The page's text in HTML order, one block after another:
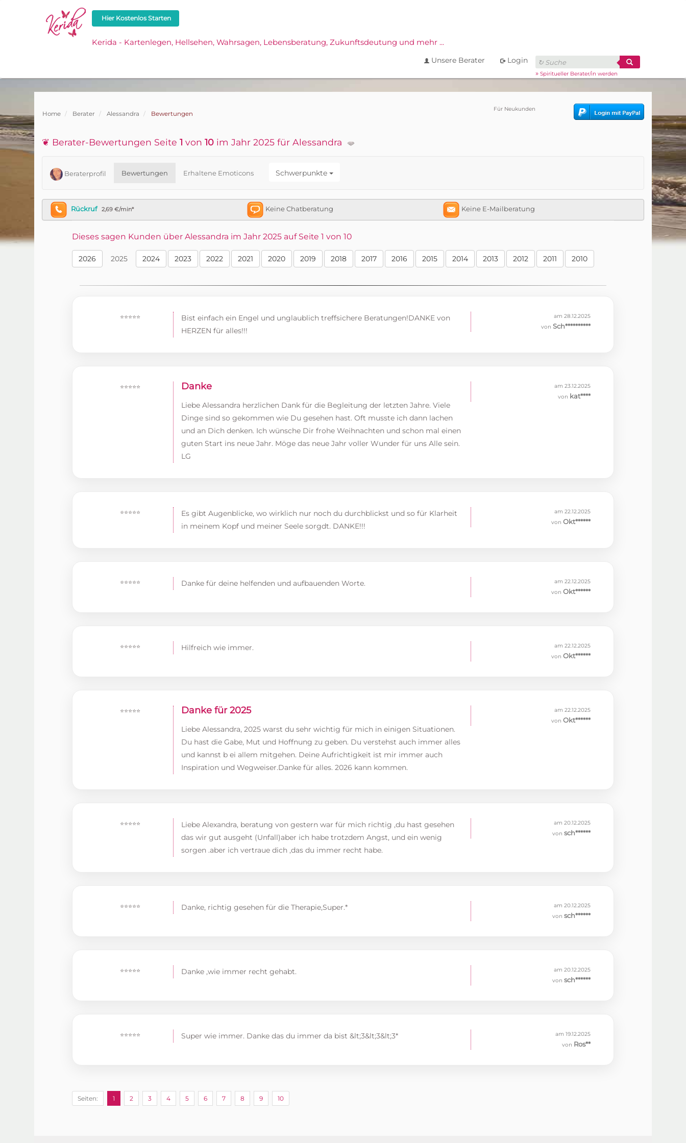
Hier Kostenlos Starten
Kerida - Kartenlegen, Hellsehen, Wahrsagen, Lebensberatung, Zukunftsdeutung und mehr ...
Unsere Berater
Login
» Spiritueller Berater/in werden
Home Berater Alessandra Bewertungen
Für Neukunden
❦ Berater-Bewertungen Seite1 von10 im Jahr 2025 für Alessandra
Beraterprofil Bewertungen Erhaltene Emoticons Schwerpunkte
Rückruf 2,69 €/min* Keine Chatberatung Keine E-Mailberatung
Dieses sagen Kunden über Alessandra im Jahr 2025 auf Seite 1 von 10
2026 2025 2024 2023 2022 2021 2020 2019 2018 2017 2016 2015 2014 2013 2012 2011 2010
⭐⭐⭐⭐⭐
Bist einfach ein Engel und unglaublich treffsichere Beratungen!DANKE von
HERZEN für alles!!!
am 28.12.2025
von Sch**********
⭐⭐⭐⭐⭐ Danke
Liebe Alessandra herzlichen Dank für die Begleitung der letzten Jahre. Viele
Dinge sind so gekommen wie Du gesehen hast. Oft musste ich dann lachen
und an Dich denken. Ich wünsche Dir frohe Weihnachten und schon mal einen
guten Start ins neue Jahr. Möge das neue Jahr voller Wunder für uns Alle sein.
LG
am 23.12.2025
von kat****
⭐⭐⭐⭐⭐
Es gibt Augenblicke, wo wirklich nur noch du durchblickst und so für Klarheit
in meinem Kopf und meiner Seele sorgdt. DANKE!!!
am 22.12.2025
von Okt******
⭐⭐⭐⭐⭐ Danke für deine helfenden und aufbauenden Worte.
am 22.12.2025
von Okt******
⭐⭐⭐⭐⭐ Hilfreich wie immer.
am 22.12.2025
von Okt******
⭐⭐⭐⭐⭐ Danke für 2025
Liebe Alessandra, 2025 warst du sehr wichtig für mich in einigen Situationen.
Du hast die Gabe, Mut und Hoffnung zu geben. Du verstehst auch immer alles
und kannst b ei allem mitgehen. Deine Aufrichtigkeit ist mir immer auch
Inspiration und Wegweiser.Danke für alles. 2026 kann kommen.
am 22.12.2025
von Okt******
⭐⭐⭐⭐⭐
Liebe Alexandra, beratung von gestern war für mich richtig ,du hast gesehen
das wir gut ausgeht (Unfall)aber ich habe trotzdem Angst, und ein wenig
sorgen .aber ich vertraue dich ,das du immer recht habe.
am 20.12.2025
von sch******
⭐⭐⭐⭐⭐ Danke, richtig gesehen für die Therapie,Super.*
am 20.12.2025
von sch******
⭐⭐⭐⭐⭐ Danke ,wie immer recht gehabt.
am 20.12.2025
von sch******
⭐⭐⭐⭐⭐ Super wie immer. Danke das du immer da bist &lt;3&lt;3&lt;3*
am 19.12.2025
von Ros**
Seiten: 1 2 3 4 5 6 7 8 9 10